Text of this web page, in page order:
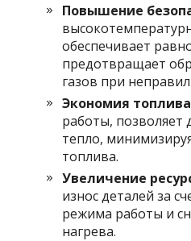
Повышение
обеспечивает
предотвращает
газов при
Экономия топлива
работы,
тепло,
топлива.
Увеличение
износ деталей за
режима работы и
нагрева.